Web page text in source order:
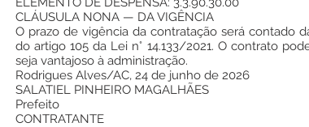
CLÁUSULA NONA — DA VIGÊNCIA
O prazo de vigência da contratação será contado
do artigo 105 da Lei n° 14.133/2021. O contrato
seja vantajoso à administração.
Rodrigues Alves/AC, 24 de junho de 2026
SALATIEL PINHEIRO MAGALHÃES
Prefeito
CONTRATANTE